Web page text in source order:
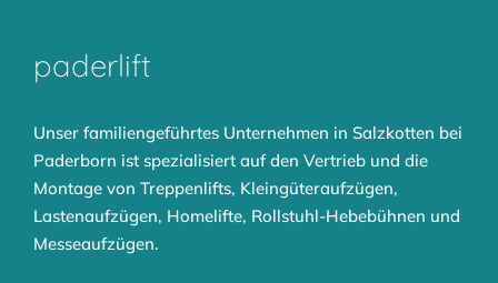
paderlift
Unser familiengeführtes Unternehmen in Salzkotten bei
Paderborn ist spezialisiert auf den Vertrieb und die
Montage von Treppenlifts, Kleingüteraufzügen,
Lastenaufzügen, Homelifte, Rollstuhl-Hebebühnen und
Messeaufzügen.